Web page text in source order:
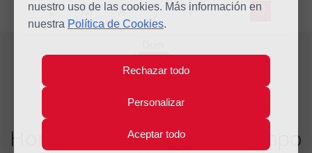
nuestro uso de las cookies. Más información en
nuestra Política de Cookies.
Rechazar todo
Personalizar
Aceptar todo
L M X J V S D
12
Feb
Homilía VI Domingo del tiempo